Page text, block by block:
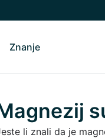
isključi O nama
Znanje Uključi/isključi
li znali da je